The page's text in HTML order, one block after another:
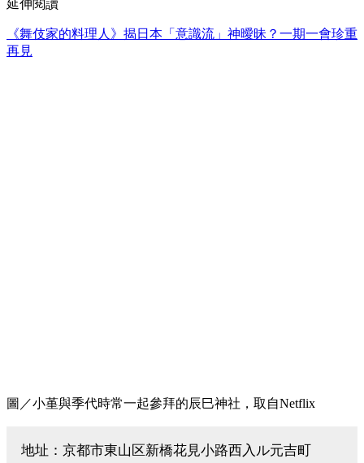
延伸閱讀
《舞伎家的料理人》揭日本「意識流」神曖昧？一期一會珍重
再見
圖／小堇與季代時常一起參拜的辰巳神社，取自Netflix
地址：京都市東山区新橋花見小路西入ル元吉町